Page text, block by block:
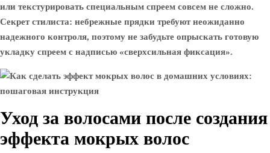
или текстурировать специальным спреем совсем не сложно.
Секрет стилиста: небрежные прядки требуют неожиданно
надежного контроля, поэтому не забудьте опрыскать готовую
укладку спреем с надписью «сверхсильная фиксация».
Уход за волосами после создания
эффекта мокрых волос